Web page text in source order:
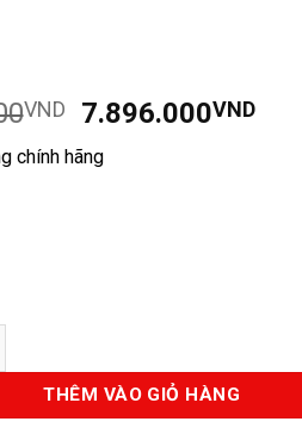
VND
Giá
gốc
là:
7.896.000VNDGiá
chính hãng
THÊM VÀO GIỎ HÀNG